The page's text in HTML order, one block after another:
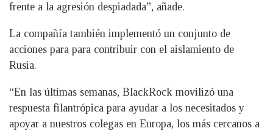
frente a la agresión despiadada”, añade.
La compañía también implementó un conjunto de
acciones para para contribuir con el aislamiento de
Rusia.
“En las últimas semanas, BlackRock movilizó una
respuesta filantrópica para ayudar a los necesitados y
apoyar a nuestros colegas en Europa, los más cercanos a